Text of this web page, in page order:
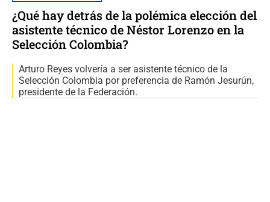
¿Qué hay detrás de la polémica elección del
asistente técnico de Néstor Lorenzo en la
Selección Colombia?
Arturo Reyes volvería a ser asistente técnico de la
Selección Colombia por preferencia de Ramón Jesurún,
presidente de la Federación.